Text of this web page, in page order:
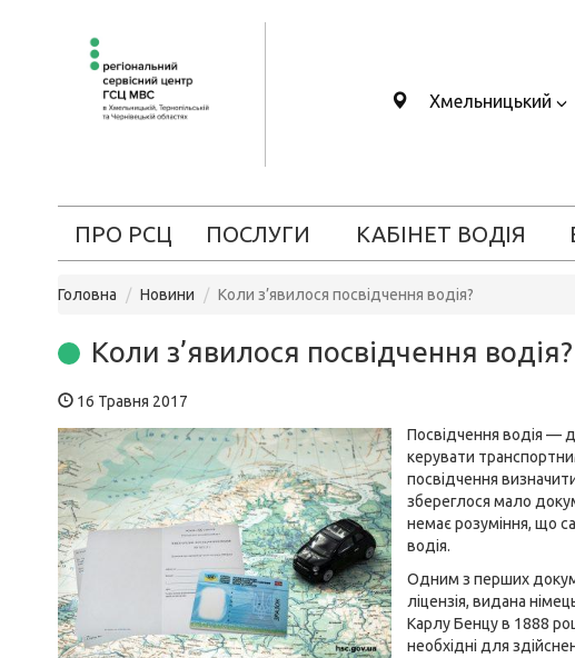
Хмельницький
ПРО РСЦ ПОСЛУГИ КАБІНЕТ ВОДІЯ
Головна Новини Коли з’явилося посвідчення водія?
Коли з’явилося посвідчення водія?
16 Травня 2017
Посвідчення водія —
керувати
посвідчення
збереглося мало
немає розуміння, що
водія.
Одним з перших
ліцензія, видана
Карлу Бенцу в 1888
необхідні для